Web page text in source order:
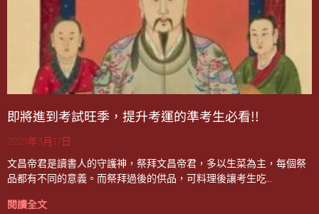
即將進到考試旺季，提升考運的準考生必看!!
2021年3月17日
文昌帝君是讀書人的守護神，祭拜文昌帝君，多以生菜為主，每個祭
品都有不同的意義。而祭拜過後的供品，可料理後讓考生吃…
閱讀全文